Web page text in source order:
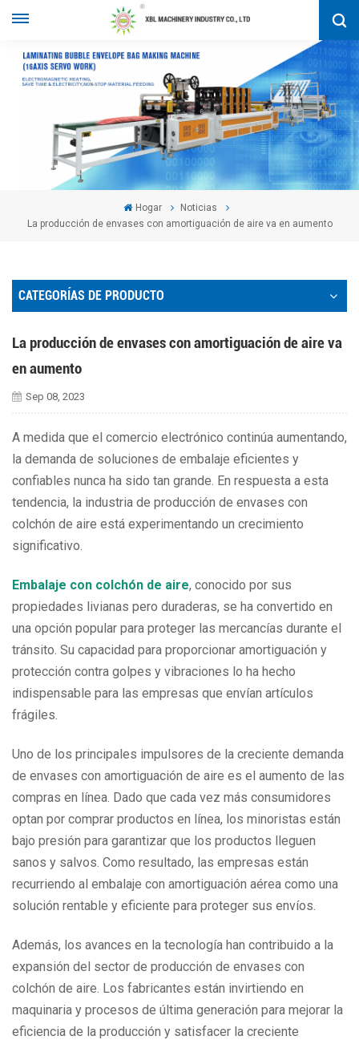
Hogar
Noticias
La producción de envases con amortiguación de aire va en aumento
CATEGORÍAS DE PRODUCTO
La producción de envases con amortiguación de aire va
en aumento
Sep 08, 2023
A medida que el comercio electrónico continúa aumentando,
la demanda de soluciones de embalaje eficientes y
confiables nunca ha sido tan grande. En respuesta a esta
tendencia, la industria de producción de envases con
colchón de aire está experimentando un crecimiento
significativo.
Embalaje con colchón de aire, conocido por sus
propiedades livianas pero duraderas, se ha convertido en
una opción popular para proteger las mercancías durante el
tránsito. Su capacidad para proporcionar amortiguación y
protección contra golpes y vibraciones lo ha hecho
indispensable para las empresas que envían artículos
frágiles.
Uno de los principales impulsores de la creciente demanda
de envases con amortiguación de aire es el aumento de las
compras en línea. Dado que cada vez más consumidores
optan por comprar productos en línea, los minoristas están
bajo presión para garantizar que los productos lleguen
sanos y salvos. Como resultado, las empresas están
recurriendo al embalaje con amortiguación aérea como una
solución rentable y eficiente para proteger sus envíos.
Además, los avances en la tecnología han contribuido a la
expansión del sector de producción de envases con
colchón de aire. Los fabricantes están invirtiendo en
maquinaria y procesos de última generación para mejorar la
eficiencia de la producción y satisfacer la creciente